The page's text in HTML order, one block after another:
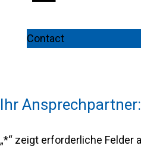
Contact
Ihr Ansprechpartner:
„*“ zeigt erforderliche Felder